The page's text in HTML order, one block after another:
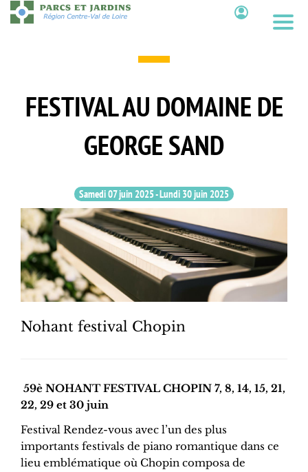
Aller
au
FESTIVAL AU DOMAINE DE
GEORGE SAND
Samedi 07 juin 2025-Lundi 30 juin 2025
Nohant festival Chopin
59è NOHANT FESTIVAL CHOPIN 7, 8, 14, 15, 21,
22, 29 et 30 juin
Festival Rendez-vous avec l’un des plus
importants festivals de piano romantique dans ce
lieu emblématique où Chopin composa de